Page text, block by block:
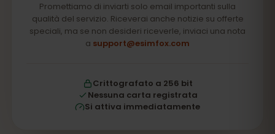
Promettiamo di inviarti solo email importanti sulla
qualità del servizio. Riceverai anche notizie su offerte
speciali, ma se non desideri riceverle, inviaci una nota
a support@esimfox.com
Crittografato a 256 bit
Nessuna carta registrata
Si attiva immediatamente